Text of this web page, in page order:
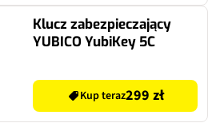
Klucz zabezpieczający
YUBICO YubiKey 5C
Kup teraz299 zł